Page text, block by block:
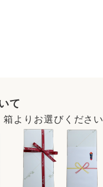
て
よりお選びください